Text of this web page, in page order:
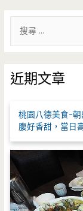
鍵
字
近期文章
桃園八德美食-
腹好香甜，當日